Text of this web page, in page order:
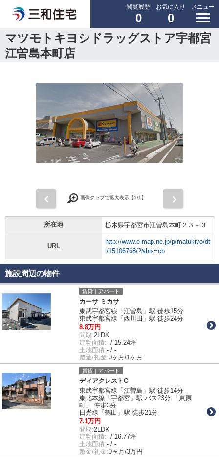
閲覧履歴
0
お気に入り
0
メニュー
マツモトキヨシドラッグストア宇都宮
江曽島本町店
画像タップで拡大表示【1/1】
所在地 栃木県宇都宮市江曽島本町２３－３
URL
http://www.e-map.ne.jp/p/matukiyo/dt
l/15106768/?&his=cb
施設周辺の物件
賃貸｜アパート
カーサ ミカサ
東武宇都宮線「江曽島」駅 徒歩15分
東武宇都宮線「西川田」駅 徒歩24分
8.8万円
間取:2LDK
建物面積:- / 15.24坪
土地面積:- / -
敷金/礼金:0ヶ月/1ヶ月
賃貸｜アパート
ディアクレストG
東武宇都宮線「江曽島」駅 徒歩14分
東北本線「宇都宮」駅 バス23分 「東原
町」 停歩3分
日光線「鶴田」駅 徒歩21分
7.1万円
間取:2LDK
建物面積:- / 16.77坪
土地面積:- / -
敷金/礼金:0ヶ月/3万円